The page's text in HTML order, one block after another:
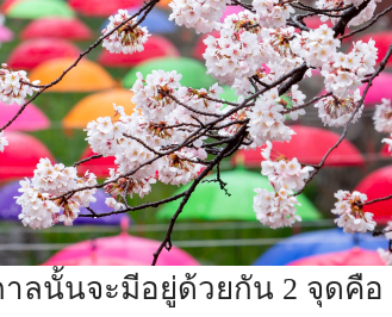
ลนั้นจะมีอยู่ด้วยกัน 2 จุดคือ